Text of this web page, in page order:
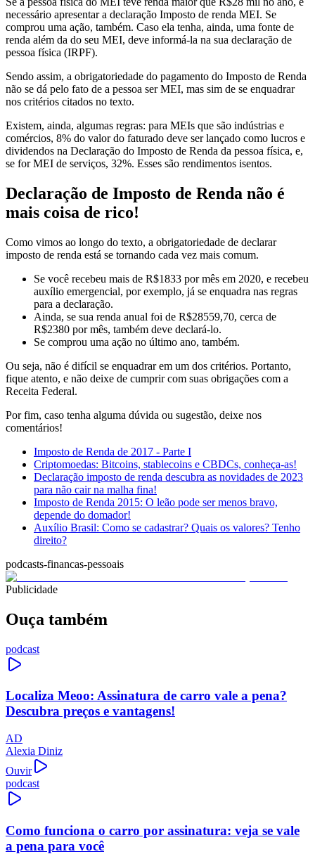
necessário apresentar a declaração Imposto de renda MEI. Se
comprou uma ação, também. Caso ela tenha, ainda, uma fonte de
renda além da do seu MEI, deve informá-la na sua declaração de
pessoa física (IRPF).
Sendo assim, a obrigatoriedade do pagamento do Imposto de Renda
não se dá pelo fato de a pessoa ser MEI, mas sim de se enquadrar
nos critérios citados no texto.
Existem, ainda, algumas regras: para MEIs que são indústrias e
comércios, 8% do valor do faturado deve ser lançado como lucros e
dividendos na Declaração do Imposto de Renda da pessoa física, e,
se for MEI de serviços, 32%. Esses são rendimentos isentos.
Declaração de Imposto de Renda não é
mais coisa de rico!
Como vimos ao longo do texto, a obrigatoriedade de declarar
imposto de renda está se tornando cada vez mais comum.
Se você recebeu mais de R$1833 por mês em 2020, e recebeu
auxílio emergencial, por exemplo, já se enquadra nas regras
para a declaração.
Ainda, se sua renda anual foi de R$28559,70, cerca de
R$2380 por mês, também deve declará-lo.
Se comprou uma ação no último ano, também.
Ou seja, não é difícil se enquadrar em um dos critérios. Portanto,
fique atento, e não deixe de cumprir com suas obrigações com a
Receita Federal.
Por fim, caso tenha alguma dúvida ou sugestão, deixe nos
comentários!
Imposto de Renda de 2017 - Parte I
Criptomoedas: Bitcoins, stablecoins e CBDCs, conheça-as!
Declaração imposto de renda descubra as novidades de 2023
para não cair na malha fina!
Imposto de Renda 2015: O leão pode ser menos bravo,
depende do domador!
Auxílio Brasil: Como se cadastrar? Quais os valores? Tenho
direito?
podcasts-financas-pessoais
Publicidade
Ouça também
podcast
Localiza Meoo: Assinatura de carro vale a pena?
Descubra preços e vantagens!
AD
Alexia Diniz
Ouvir
podcast
Como funciona o carro por assinatura: veja se vale
a pena para você